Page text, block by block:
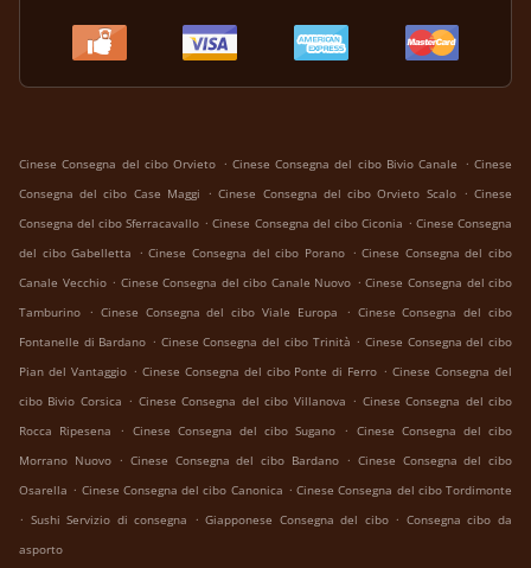
Cinese Consegna del cibo Orvieto . Cinese Consegna del cibo Bivio Canale . Cinese
Consegna del cibo Case Maggi . Cinese Consegna del cibo Orvieto Scalo . Cinese
Consegna del cibo Sferracavallo . Cinese Consegna del cibo Ciconia . Cinese Consegna
del cibo Gabelletta . Cinese Consegna del cibo Porano . Cinese Consegna del cibo
Canale Vecchio . Cinese Consegna del cibo Canale Nuovo . Cinese Consegna del cibo
Tamburino . Cinese Consegna del cibo Viale Europa . Cinese Consegna del cibo
Fontanelle di Bardano . Cinese Consegna del cibo Trinità . Cinese Consegna del cibo
Pian del Vantaggio . Cinese Consegna del cibo Ponte di Ferro . Cinese Consegna del
cibo Bivio Corsica . Cinese Consegna del cibo Villanova . Cinese Consegna del cibo
Rocca Ripesena
. Cinese Consegna del cibo Sugano . Cinese Consegna del cibo
Morrano Nuovo . Cinese Consegna del cibo Bardano . Cinese Consegna del cibo
Osarella . Cinese Consegna del cibo Canonica . Cinese Consegna del cibo Tordimonte
. Sushi Servizio di consegna . Giapponese Consegna del cibo . Consegna cibo da
asporto